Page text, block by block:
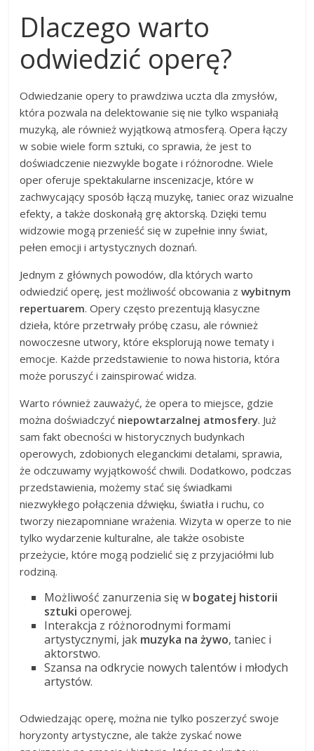
Dlaczego warto
odwiedzić operę?
Odwiedzanie opery to prawdziwa uczta dla zmysłów,
która pozwala na delektowanie się nie tylko wspaniałą
muzyką, ale również wyjątkową atmosferą. Opera łączy
w sobie wiele form sztuki, co sprawia, że jest to
doświadczenie niezwykle bogate i różnorodne. Wiele
oper oferuje spektakularne inscenizacje, które w
zachwycający sposób łączą muzykę, taniec oraz wizualne
efekty, a także doskonałą grę aktorską. Dzięki temu
widzowie mogą przenieść się w zupełnie inny świat,
pełen emocji i artystycznych doznań.
Jednym z głównych powodów, dla których warto
odwiedzić operę, jest możliwość obcowania zwybitnym
repertuarem. Opery często prezentują klasyczne
dzieła, które przetrwały próbę czasu, ale również
nowoczesne utwory, które eksplorują nowe tematy i
emocje. Każde przedstawienie to nowa historia, która
może poruszyć i zainspirować widza.
Warto również zauważyć, że opera to miejsce, gdzie
można doświadczyć niepowtarzalnej atmosfery. Już
sam fakt obecności w historycznych budynkach
operowych, zdobionych eleganckimi detalami, sprawia,
że odczuwamy wyjątkowość chwili. Dodatkowo, podczas
przedstawienia, możemy stać się świadkami
niezwykłego połączenia dźwięku, światła i ruchu, co
tworzy niezapomniane wrażenia. Wizyta w operze to nie
tylko wydarzenie kulturalne, ale także osobiste
przeżycie, które mogą podzielić się z przyjaciółmi lub
rodziną.
Możliwość zanurzenia się w bogatej historii
sztuki operowej.
Interakcja z różnorodnymi formami
artystycznymi, jak muzyka na żywo, taniec i
aktorstwo.
Szansa na odkrycie nowych talentów i młodych
artystów.
Odwiedzając operę, można nie tylko poszerzyć swoje
horyzonty artystyczne, ale także zyskać nowe